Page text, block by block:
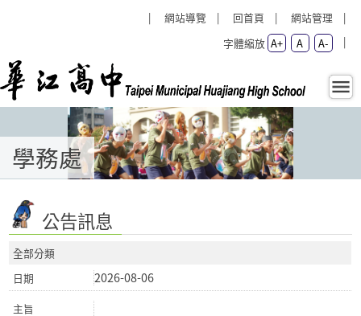
網站導覽
回首頁
網站管理
字體縮放 A+ A A-
首頁 - 學務處 - hcsh
學務處
:::
公告訊息
全部分類
2026-08-06